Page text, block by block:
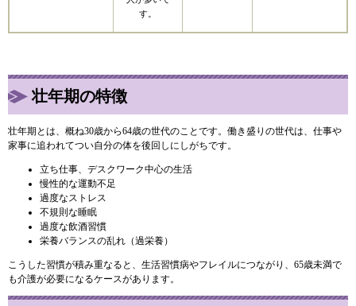
す。
壮年期の特徴
壮年期とは、概ね30歳から64歳の世代のことです。働き盛りの世代は、仕事や
家事に追われてつい自分の体を後回しにしがちです。
立ち仕事、デスクワーク中心の生活
慢性的な運動不足
過度なストレス
不規則な睡眠
過度な飲酒習慣
栄養バランスの乱れ（過栄養）
こうした習慣が積み重なると、生活習慣病やフレイルにつながり、65歳未満で
も介護が必要になるケースがあります。